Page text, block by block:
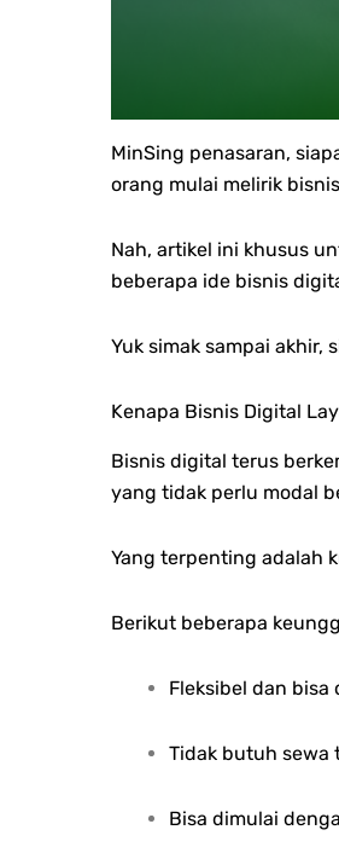
MinSing penasaran,
orang mulai melirik
Nah, artikel ini khusus
beberapa ide bisnis
Yuk simak sampai akhir,
Kenapa Bisnis Digital
Bisnis digital terus
yang tidak perlu modal
Yang terpenting adalah
Berikut beberapa
Fleksibel dan bisa
Tidak butuh sewa
Bisa dimulai